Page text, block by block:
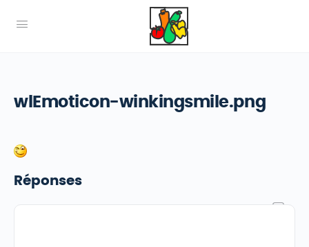
wlEmoticon-winkingsmile.png
Réponses